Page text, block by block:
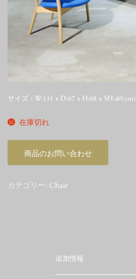
サイズ : W:131 x D:67 x H:68 x SH:40(cm)
在庫切れ
商品のお問い合わせ
カテゴリー: Chair
追加情報